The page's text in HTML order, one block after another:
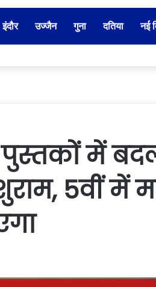
इंदौर उज्जैन गुना दतिया नई
में
5वीं में